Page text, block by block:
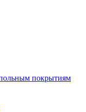
покрытиям